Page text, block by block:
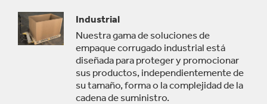
Industrial
Nuestra gama de soluciones de
empaque corrugado industrial está
diseñada para proteger y promocionar
sus productos, independientemente de
su tamaño, forma o la complejidad de la
cadena de suministro.